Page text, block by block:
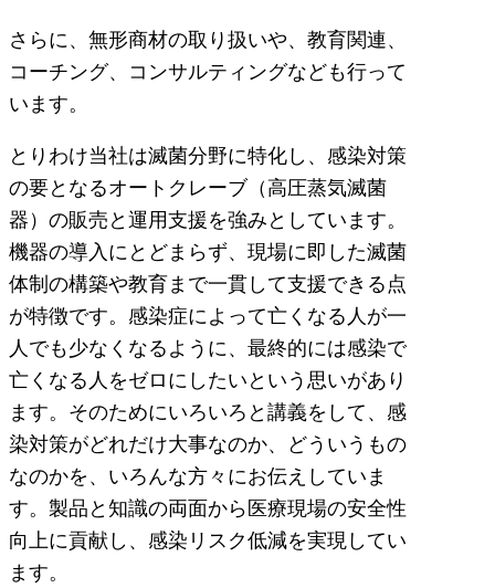
さらに、無形商材の取り扱いや、教育関連、
コーチング、コンサルティングなども行って
います。
とりわけ当社は滅菌分野に特化し、感染対策
の要となるオートクレーブ（高圧蒸気滅菌
器）の販売と運用支援を強みとしています。
機器の導入にとどまらず、現場に即した滅菌
体制の構築や教育まで一貫して支援できる点
が特徴です。感染症によって亡くなる人が一
人でも少なくなるように、最終的には感染で
亡くなる人をゼロにしたいという思いがあり
ます。そのためにいろいろと講義をして、感
染対策がどれだけ大事なのか、どういうもの
なのかを、いろんな方々にお伝えしていま
す。製品と知識の両面から医療現場の安全性
向上に貢献し、感染リスク低減を実現してい
ます。